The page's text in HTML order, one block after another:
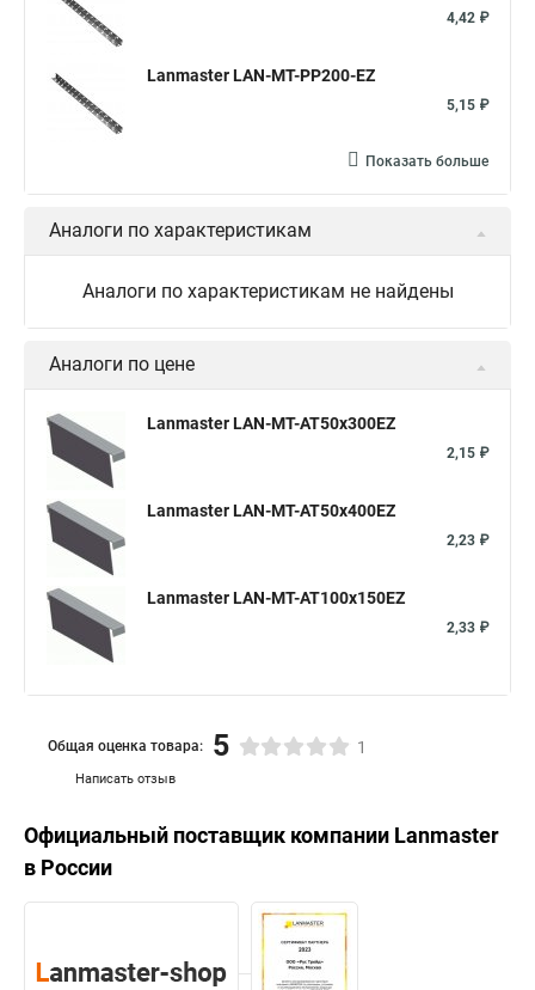
4,42 ₽
Lanmaster LAN-MT-PP200-EZ
5,15 ₽
Показать больше
Аналоги по характеристикам
Аналоги по характеристикам не найдены
Аналоги по цене
Lanmaster LAN-MT-AT50x300EZ
2,15 ₽
Lanmaster LAN-MT-AT50x400EZ
2,23 ₽
Lanmaster LAN-MT-AT100x150EZ
2,33 ₽
Написать отзыв
Общая оценка товара: 5 1
Официальный поставщик компании Lanmaster
в России